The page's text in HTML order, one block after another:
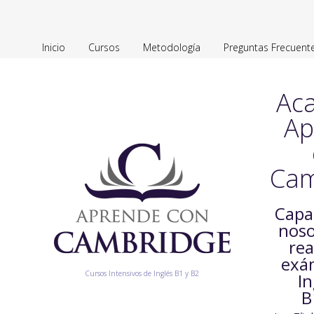
Inicio Cursos Metodología Preguntas
Cursos Intensivos de Inglés B1 y B2